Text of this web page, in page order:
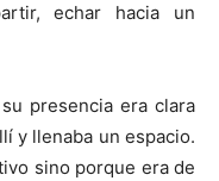
echar hacia un
presencia era clara
y llenaba un espacio.
sino porque era de